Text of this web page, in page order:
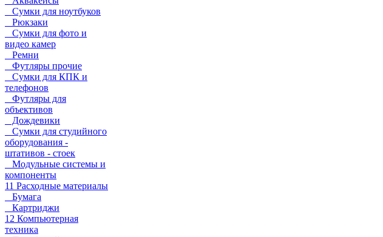
Сумки для ноутбуков
Рюкзаки
Сумки для фото и
видео камер
Ремни
Футляры прочие
Сумки для КПК и
телефонов
Футляры для
объективов
Дождевики
Сумки для студийного
оборудования -
штативов - стоек
Модульные системы и
компоненты
11 Расходные материалы
Бумага
Картриджи
12 Компьютерная
техника